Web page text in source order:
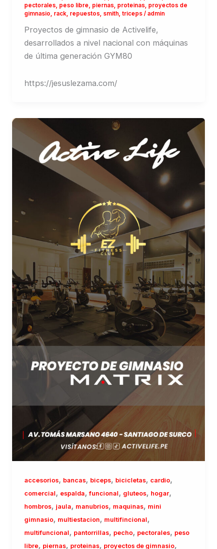
pectorales, peso libre piernas, proteinas, proyectos de
gimnasio
rack, repuestos, smith, triceps/ admin
Proyectos de gimnasio de Activelife,
desarrollados a nivel nacional con máquinas
de última generación GYM80
https://jesuslezama.com/
accesorios, bancas, biceps, bicicletas, cardio,
comercial, espalda,funcional, gluteos, hogar,
hombros, jaula, manubrios, maquinas, mini
gimnasio, multiestacion, multifincional,
multifuncional, pantorrillas, pecho, pectorales, peso
libre, piernas, proteinas, proyectos de gimnasio,